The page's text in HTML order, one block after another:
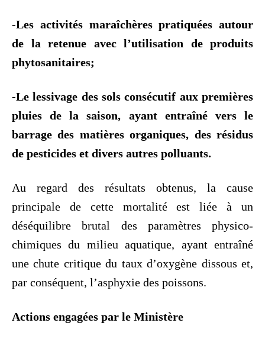
-Les activités maraîchères pratiquées autour
de la retenue avec l’utilisation de produits
phytosanitaires;
-Le lessivage des sols consécutif aux premières
pluies de la saison, ayant entraîné vers le
barrage des matières organiques, des résidus
de pesticides et divers autres polluants.
Au regard des résultats obtenus, la cause
principale de cette mortalité est liée à un
déséquilibre brutal des paramètres physico-
chimiques du milieu aquatique, ayant entraîné
une chute critique du taux d’oxygène dissous et,
par conséquent, l’asphyxie des poissons.
Actions engagées par le Ministère